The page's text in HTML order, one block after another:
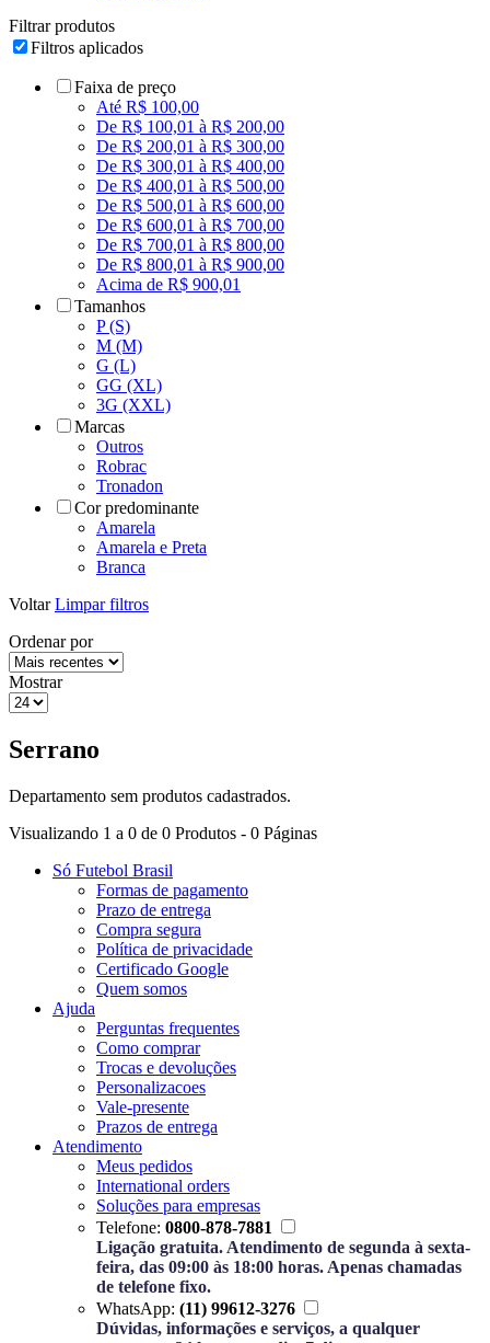
Filtrar produtos
Filtros aplicados
Faixa de preço
Até R$ 100,00
De R$ 100,01 à R$ 200,00
De R$ 200,01 à R$ 300,00
De R$ 300,01 à R$ 400,00
De R$ 400,01 à R$ 500,00
De R$ 500,01 à R$ 600,00
De R$ 600,01 à R$ 700,00
De R$ 700,01 à R$ 800,00
De R$ 800,01 à R$ 900,00
Acima de R$ 900,01
Tamanhos
P (S)
M (M)
G (L)
GG (XL)
3G (XXL)
Marcas
Outros
Robrac
Tronadon
Cor predominante
Amarela
Amarela e Preta
Branca
Voltar Limpar filtros
Ordenar por
Mostrar
Serrano
Departamento sem produtos cadastrados.
Visualizando 1 a 0 de 0 Produtos - 0 Páginas
Só Futebol Brasil
Formas de pagamento
Prazo de entrega
Compra segura
Política de privacidade
Certificado Google
Quem somos
Ajuda
Perguntas frequentes
Como comprar
Trocas e devoluções
Personalizacoes
Vale-presente
Prazos de entrega
Atendimento
Meus pedidos
International orders
Soluções para empresas
Telefone: 0800-878-7881
Ligação gratuita. Atendimento de segunda à sexta-
feira, das 09:00 às 18:00 horas. Apenas chamadas
de telefone fixo.
WhatsApp: (11) 99612-3276
Dúvidas, informações e serviços, a qualquer